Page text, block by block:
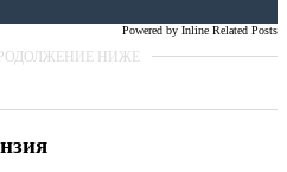
Powered by Inline Related Posts